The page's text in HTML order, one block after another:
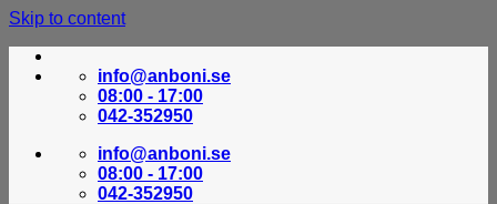
Skip to content
info@anboni.se
08:00 - 17:00
042-352950
info@anboni.se
08:00 - 17:00
042-352950